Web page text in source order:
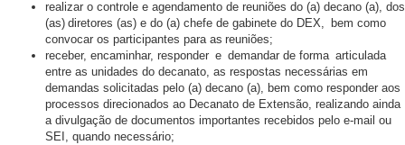
realizar o controle e agendamento de reuniões do (a) decano (a), dos
(as) diretores (as) e do (a) chefe de gabinete do DEX, bem como
convocar os participantes para as reuniões;
receber, encaminhar, responder e demandar de forma articulada
entre as unidades do decanato, as respostas necessárias em
demandas solicitadas pelo (a) decano (a), bem como responder aos
processos direcionados ao Decanato de Extensão, realizando ainda
a divulgação de documentos importantes recebidos pelo e-mail ou
SEI, quando necessário;